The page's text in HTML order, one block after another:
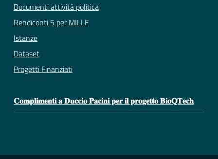
Documenti attività politica
Rendiconti 5 per MILLE
Istanze
Dataset
Progetti Finanziati
𝐂𝐨𝐦𝐩𝐥𝐢𝐦𝐞𝐧𝐭𝐢 𝐚 𝐃𝐮𝐜𝐜𝐢𝐨 𝐏𝐚𝐜𝐢𝐧𝐢 𝐩𝐞𝐫 𝐢𝐥 𝐩𝐫𝐨𝐠𝐞𝐭𝐭𝐨 𝐁𝐢𝐨𝐐𝐓𝐞𝐜𝐡